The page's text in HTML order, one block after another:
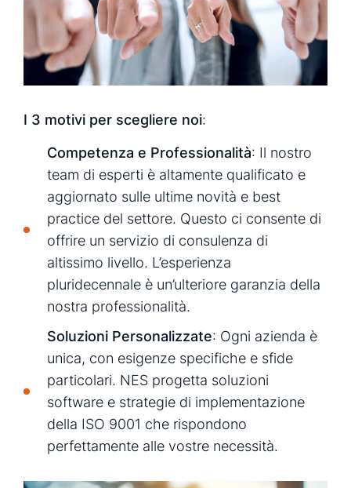
I 3 motivi per scegliere noi:
Competenza e Professionalità: Il nostro
team di esperti è altamente qualificato e
aggiornato sulle ultime novità e best
practice del settore. Questo ci consente di
offrire un servizio di consulenza di
altissimo livello. L’esperienza
pluridecennale è un’ulteriore garanzia della
nostra professionalità.
Soluzioni Personalizzate: Ogni azienda è
unica, con esigenze specifiche e sfide
particolari. NES progetta soluzioni
software e strategie di implementazione
della ISO 9001 che rispondono
perfettamente alle vostre necessità.